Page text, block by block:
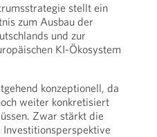
stellt ein
zum Ausbau der
und zur
KI-Ökosystem
konzeptionell, da
weiter konkretisiert
Zwar stärkt die